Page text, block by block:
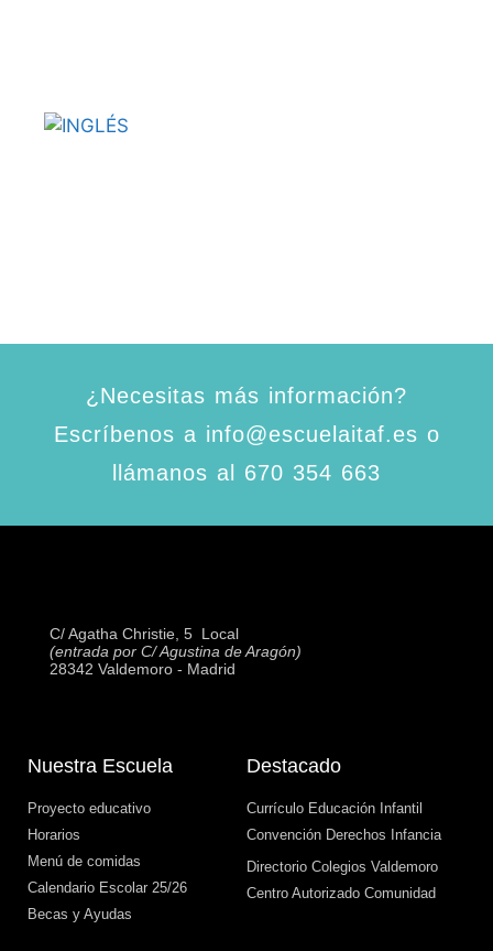
¿Necesitas más información?
Escríbenos a info@escuelaitaf.es o
llámanos al 670 354 663
C/ Agatha Christie, 5  Local
(entrada por C/ Agustina de Aragón)
28342 Valdemoro - Madrid
Nuestra Escuela
Proyecto educativo
Horarios
Menú de comidas
Calendario Escolar 25/26
Becas y Ayudas
Destacado
Currículo Educación Infantil
Convención Derechos Infancia
Directorio Colegios Valdemoro
Centro Autorizado Comunidad